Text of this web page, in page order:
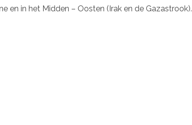
en in het Midden – Oosten (Irak en de Gazastrook).